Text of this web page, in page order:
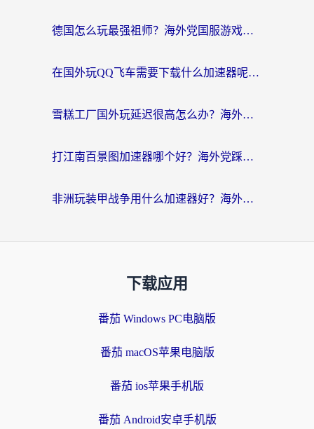
德国怎么玩最强祖师？海外党国服游戏加速器选择全攻略（附宝可梦Online实测）
在国外玩QQ飞车需要下载什么加速器呢？海外党亲测有效的国服游戏加速指南
雪糕工厂国外玩延迟很高怎么办？海外玩家国服游戏加速终极攻略（附实测推荐）
打江南百景图加速器哪个好？海外党踩坑N次后，终于找到不卡的秘诀
非洲玩装甲战争用什么加速器好？海外党亲测有效的国服游戏加速方案
下载应用
番茄 Windows PC电脑版
番茄 macOS苹果电脑版
番茄 ios苹果手机版
番茄 Android安卓手机版